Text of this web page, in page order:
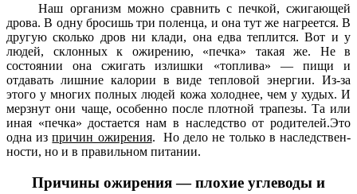
Наш организм можно сравнить с печкой, сжигающей
дрова. В одну бросишь три по­ленца, и она тут же нагреется. В
другую сколько дров ни клади, она едва теплится. Вот и у
людей, склонных к ожирению, «печ­ка» такая же. Не в
состоянии она сжигать излишки «топлива» — пищи и
отдавать лиш­ние калории в виде тепловой энергии. Из-­за
этого у многих полных людей кожа холод­нее, чем у худых. И
мерзнут они чаще, особенно после плотной трапезы. Та или
иная «печка» достается нам в наследство от родителей.Это
одна изпричин ожирения. Но дело не только в наследствен­
ности, но и в правильном питании.
Причины ожирения — плохие углеводы и